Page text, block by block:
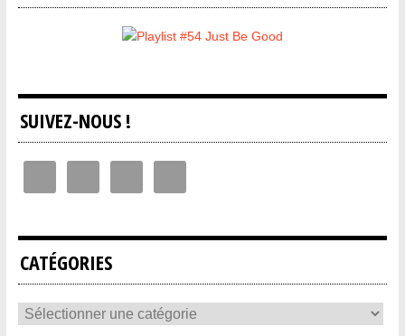
SUIVEZ-NOUS !
CATÉGORIES